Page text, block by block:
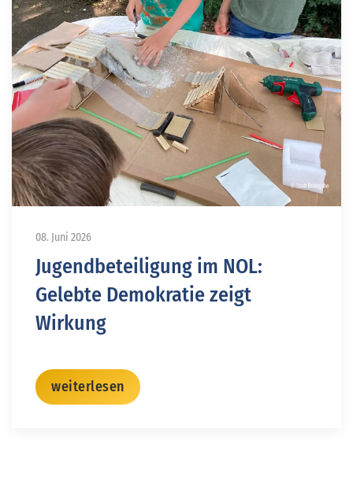
08. Juni 2026
Jugendbeteiligung im NOL:
Gelebte Demokratie zeigt
Wirkung
weiterlesen